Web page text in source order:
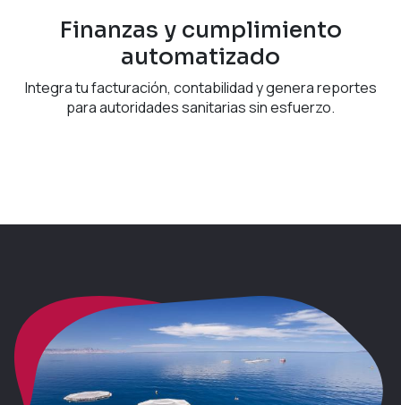
Finanzas y cumplimiento
automatizado
Integra tu facturación, contabilidad y genera reportes
para autoridades sanitarias sin esfuerzo.